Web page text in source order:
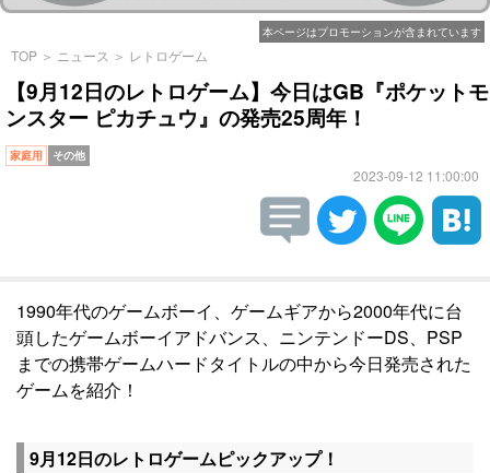
本ページはプロモーションが含まれています
TOP ＞ ニュース ＞ レトロゲーム
【9月12日のレトロゲーム】今日はGB『ポケットモ
ンスター ピカチュウ』の発売25周年！
家庭用 その他
2023-09-12 11:00:00
1990年代のゲームボーイ、ゲームギアから2000年代に台
頭したゲームボーイアドバンス、ニンテンドーDS、PSP
までの携帯ゲームハードタイトルの中から今日発売された
ゲームを紹介！
9月12日のレトロゲームピックアップ！